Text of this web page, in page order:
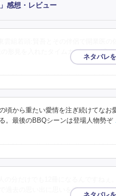
感想・レビュー
形見を入れたタイムカプセルに纏わ
頃から重たい愛情を注ぎ続けてな
。最後のBBQシーンは登場人物勢ぞ
過去の思い出に思いを巡らしながら